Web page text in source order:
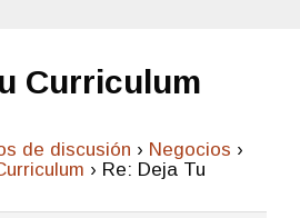
Curriculum
de discusión › Negocios ›
› Re: Deja Tu